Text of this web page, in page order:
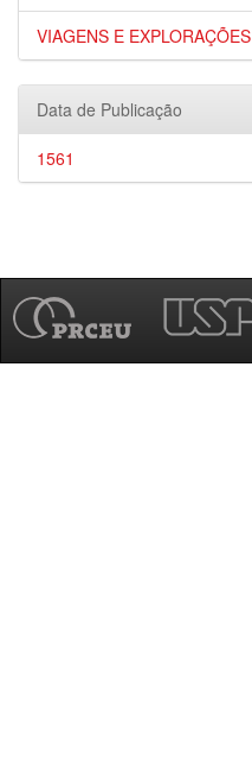
VIAGENS E EXPLORAÇÕES
Data de Publicação
1561